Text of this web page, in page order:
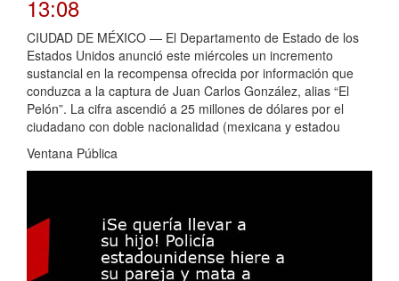
13:08
CIUDAD DE MÉXICO — El Departamento de Estado de los
Estados Unidos anunció este miércoles un incremento
sustancial en la recompensa ofrecida por información que
conduzca a la captura de Juan Carlos González, alias “El
Pelón”. La cifra ascendió a 25 millones de dólares por el
ciudadano con doble nacionalidad (mexicana y estadou
Ventana Pública